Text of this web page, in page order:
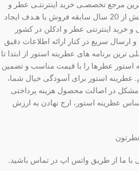
مرجع تخصصـی خرید اینترنتـی عطر و
ادکلن و آرایشی بهداشتی با بیش از 20 سال سابقه فروش با هـدف ایجاد
خرید اینترنتی عطر و ادکلن در کشور
ارسال سریع در کنار ارائه اطلاعات دقیق
ترین برنامه های عطرینه استور از ابتدا تا
استور عطرها را با قیمت مناسب و تضمین
عطرینه استور برای آسودگی خیال شما،
در اصالت محصول هزینه پرداختی
عطرینه استور، ارج نهادن به ارزش
با ما از طریق واتس اپ در تماس باشید.